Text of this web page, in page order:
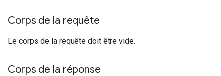
Corps de la requête
Le corps de la requête doit être vide.
Corps de la réponse